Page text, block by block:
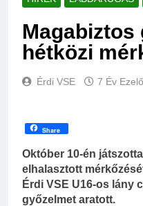
Magabiztos
hétközi
Érdi VSE 7 Év
Share
Október 10-én
elhalasztott
Érdi VSE U16-os lány
győzelmet aratott.